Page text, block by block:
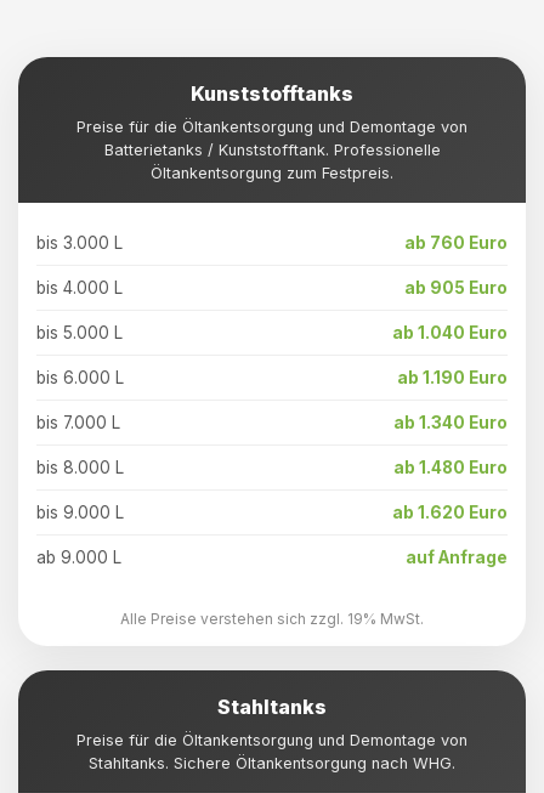
Kunststofftanks
Preise für die Öltankentsorgung und Demontage von
Batterietanks / Kunststofftank. Professionelle
Öltankentsorgung zum Festpreis.
bis 3.000 L ab 760 Euro
bis 4.000 L ab 905 Euro
bis 5.000 L ab 1.040 Euro
bis 6.000 L ab 1.190 Euro
bis 7.000 L ab 1.340 Euro
bis 8.000 L ab 1.480 Euro
bis 9.000 L ab 1.620 Euro
ab 9.000 L auf Anfrage
Alle Preise verstehen sich zzgl. 19% MwSt.
Stahltanks
Preise für die Öltankentsorgung und Demontage von
Stahltanks. Sichere Öltankentsorgung nach WHG.